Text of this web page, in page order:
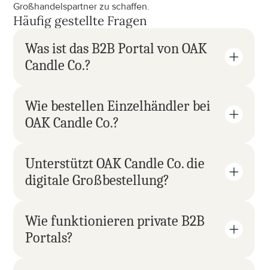
Großhandelspartner zu schaffen.
Häufig gestellte Fragen
Was ist das B2B Portal von OAK
Candle Co.?
Wie bestellen Einzelhändler bei
OAK Candle Co.?
Unterstützt OAK Candle Co. die
digitale Großbestellung?
Wie funktionieren private B2B
Portals?